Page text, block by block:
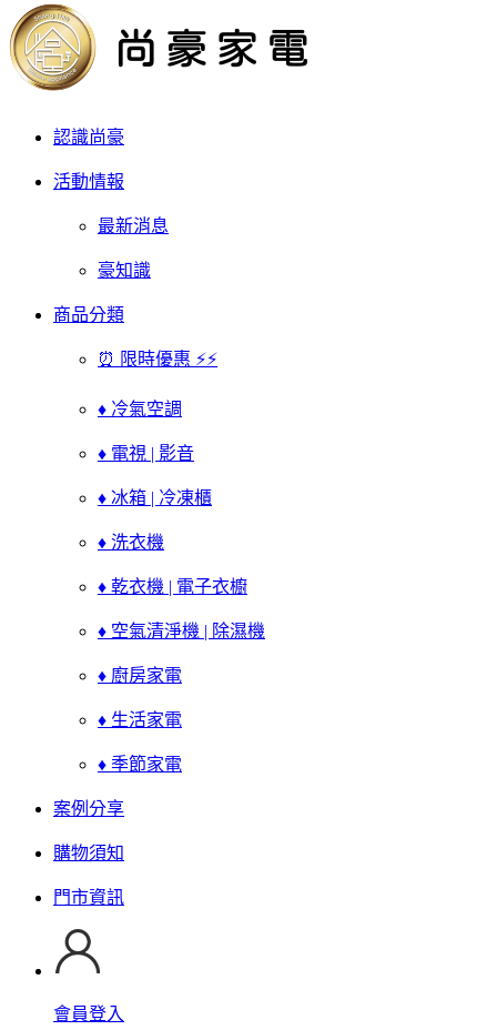
認識尚豪
活動情報
最新消息
豪知識
商品分類
⏰ 限時優惠 ⚡⚡
♦ 冷氣空調
♦ 電視 | 影音
♦ 冰箱 | 冷凍櫃
♦ 洗衣機
♦ 乾衣機 | 電子衣櫥
♦ 空氣清淨機 | 除濕機
♦ 廚房家電
♦ 生活家電
♦ 季節家電
案例分享
購物須知
門市資訊
會員登入